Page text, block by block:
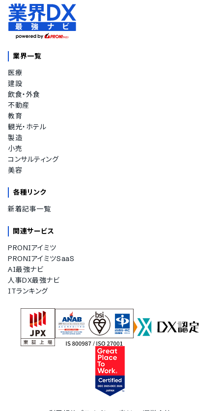
業界一覧
医療
建設
飲食・外食
不動産
教育
観光・ホテル
製造
小売
コンサルティング
美容
各種リンク
新着記事一覧
関連サービス
PRONIアイミツ
PRONIアイミツSaaS
AI最強ナビ
人事DX最強ナビ
ITランキング